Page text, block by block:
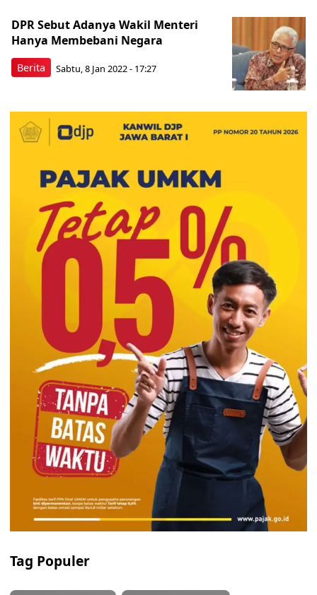
Berita
DPR Sebut Adanya Wakil Menteri
Hanya Membebani Negara
Sabtu, 8 Jan 2022 - 17:27
Tag Populer